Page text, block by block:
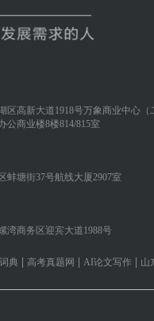
区高新大道1918号万象商业中心（
公商业楼8楼814/815室
蚌塘街37号航线大厦2907室
湾商务区迎宾大道1988号
典 高考真题网 AI论文写作 山